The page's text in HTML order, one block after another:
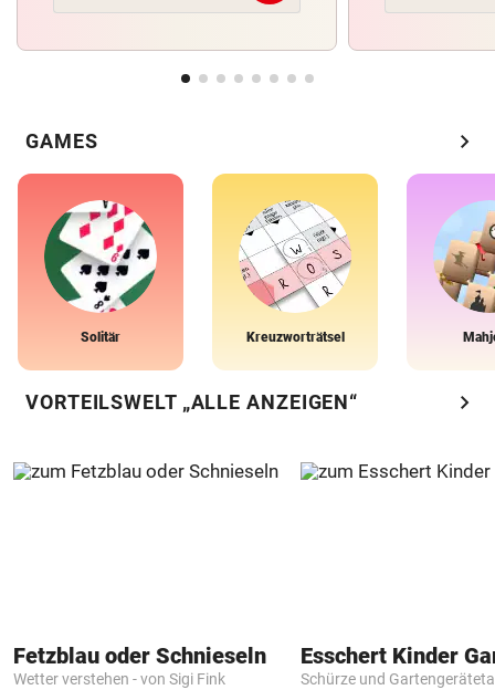
GAMES chevron_right
Solitär Kreuzworträtsel
VORTEILSWELT „ALLE ANZEIGEN“ chevron_right
Fetzblau oder Schnieseln
Wetter verstehen - von Sigi Fink Schürze und